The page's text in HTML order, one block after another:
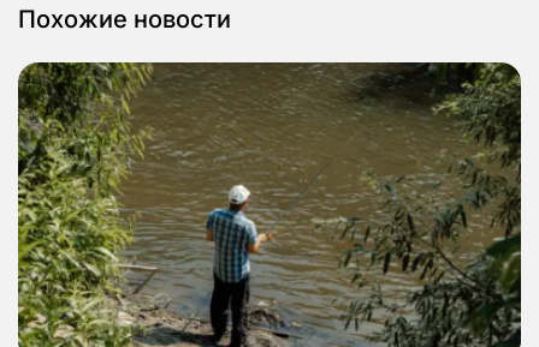
Похожие новости